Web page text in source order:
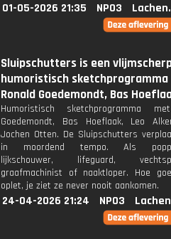
01-05-2026 21:35 NPO3
Sluipschutters is een
humoristisch
Ronald Goedemondt, Bas
Humoristisch sketchprogramma
Goedemondt, Bas Hoeflaak, Leo
Jochen Otten. De Sluipschutters
in moordend tempo. Als
lijkschouwer, lifeguard,
graafmachinist of naaktloper. Hoe
oplet, je ziet ze never nooit aankomen.
24-04-2026 21:24 NPO3